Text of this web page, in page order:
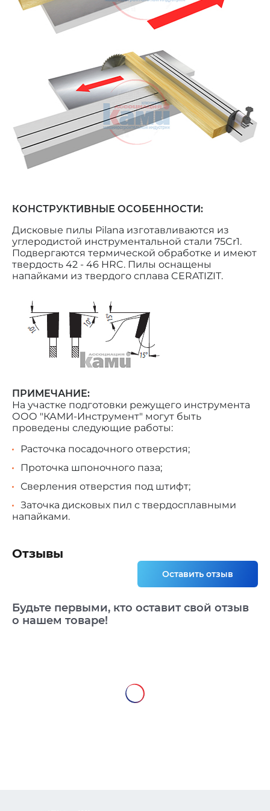
КОНСТРУКТИВНЫЕ ОСОБЕННОСТИ:
Дисковые пилы Pilana изготавливаются из
углеродистой инструментальной стали 75Cr1.
Подвергаются термической обработке и имеют
твердость 42 - 46 HRC. Пилы оснащены
напайками из твердого сплава CERATIZIT.
ПРИМЕЧАНИЕ:
На участке подготовки режущего инструмента
ООО "КАМИ-Инструмент" могут быть
проведены следующие работы:
Расточка посадочного отверстия;
Проточка шпоночного паза;
Сверления отверстия под штифт;
Заточка дисковых пил с твердосплавными
напайками.
Отзывы
Оставить отзыв
Будьте первыми, кто оставит свой отзыв
о нашем товаре!